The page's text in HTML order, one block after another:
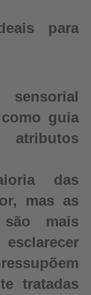
para
guia
das
mas as
são mais
tratadas